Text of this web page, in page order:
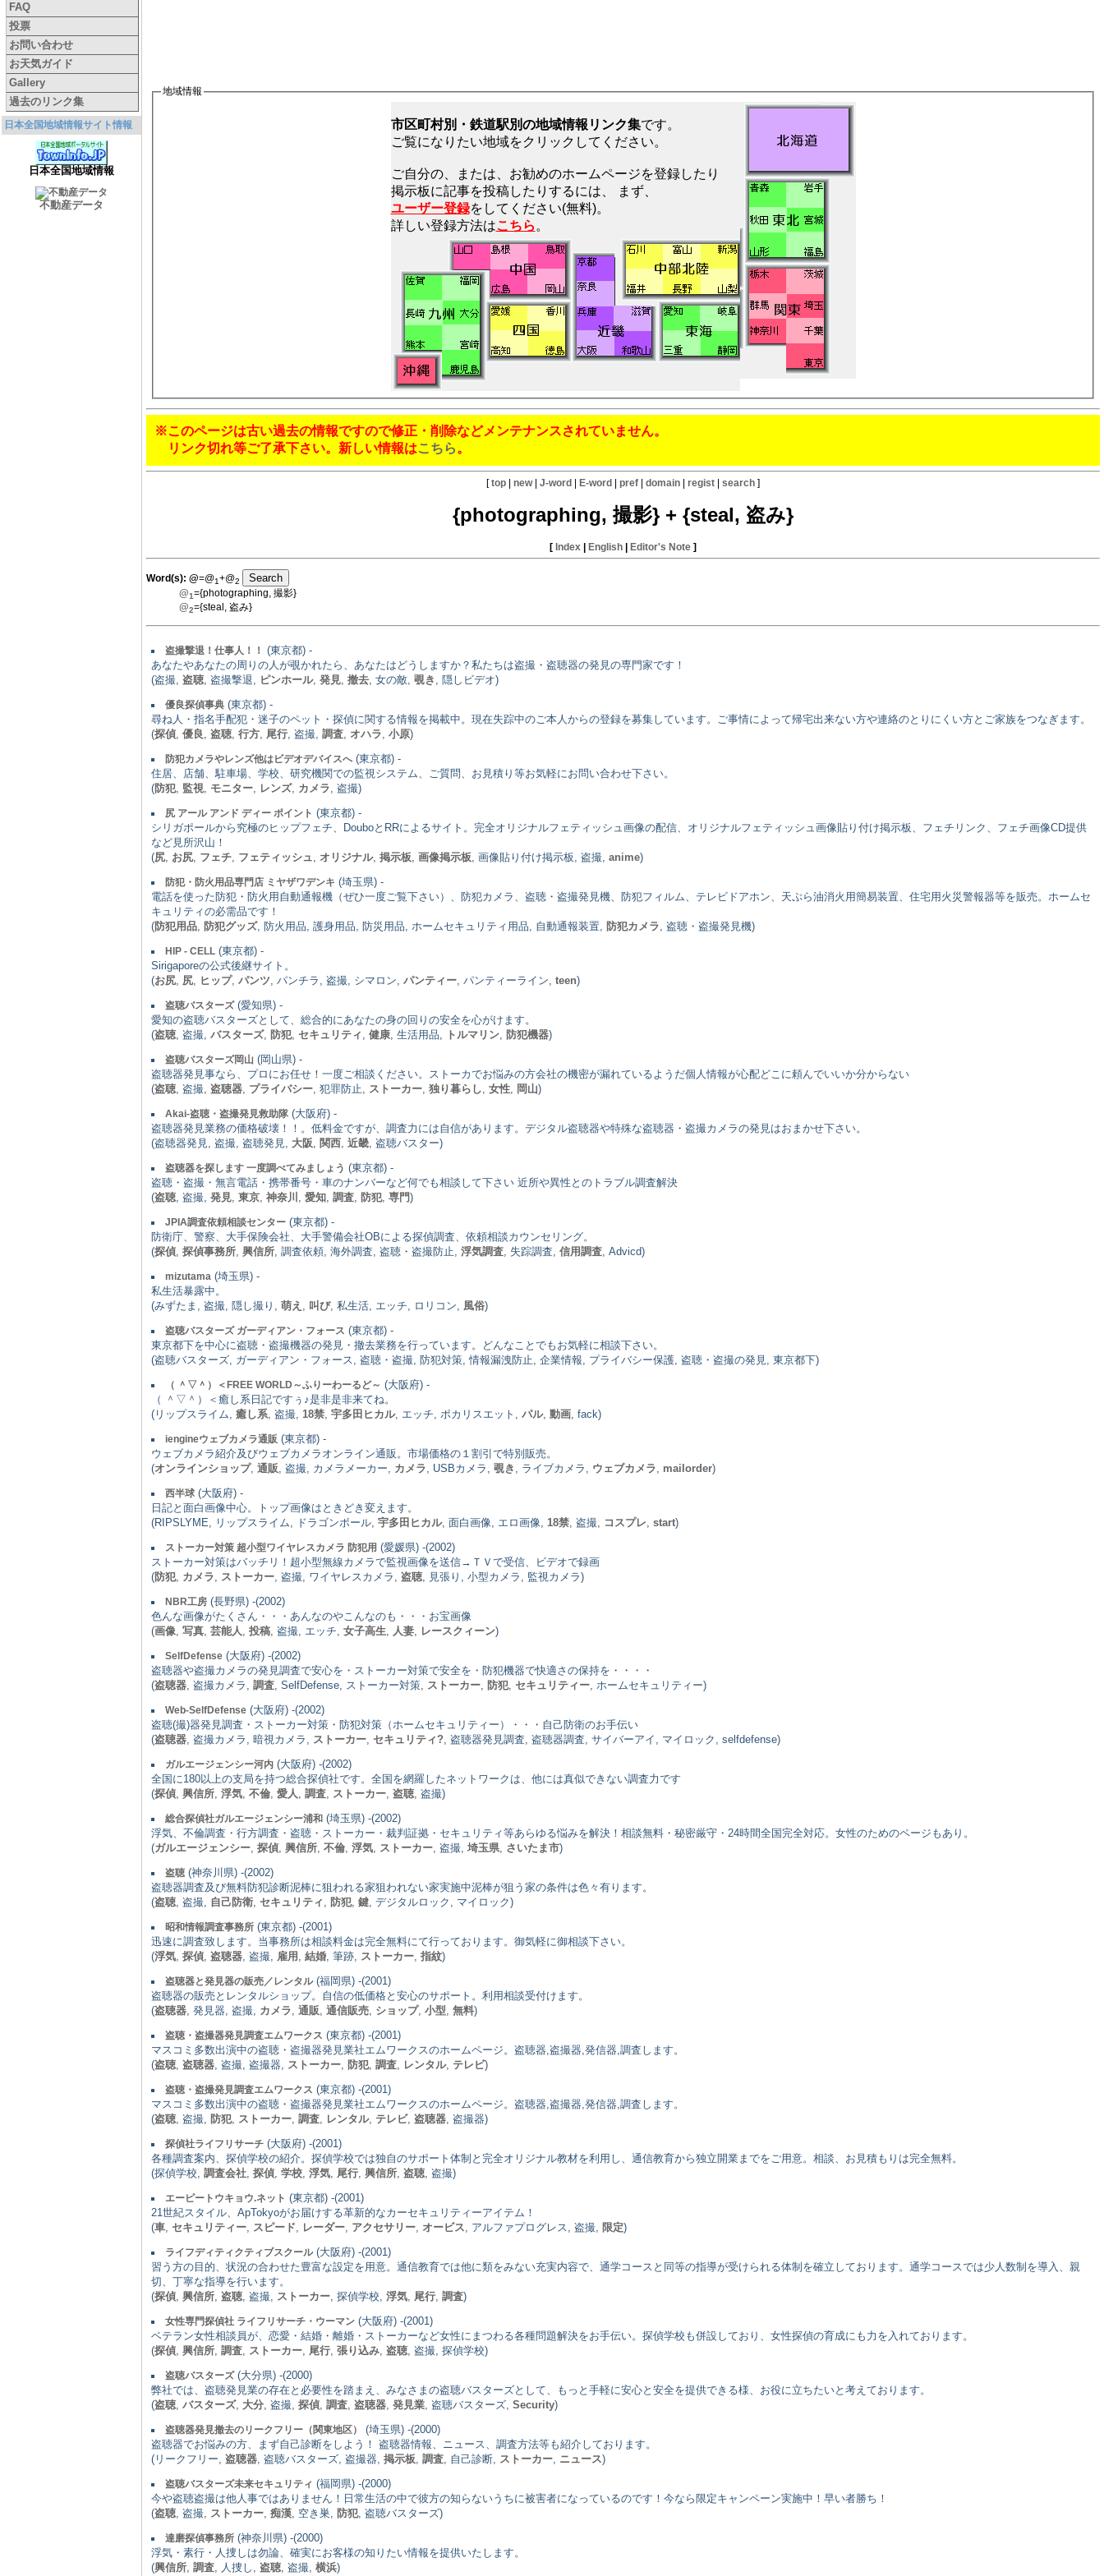
FAQ
投票
お問い合わせ
お天気ガイド
Gallery
過去のリンク集
日本全国地域情報サイト情報
日本全国地域情報
不動産データ
地域情報
市区町村別・鉄道駅別の地域情報リンク集です。
ご覧になりたい地域をクリックしてください。
ご自分の、または、お勧めのホームページを登録したり
掲示板に記事を投稿したりするには、 まず、
ユーザー登録をしてください(無料)。
詳しい登録方法はこちら 。
※このページは古い過去の情報ですので修正・削除などメンテナンスされていません。
リンク切れ等ご了承下さい。新しい情報はこちら。
[top | new| J-word | E-word | pref | domain | regist | search ]
{photographing, 撮影} + {steal, 盗み}
[ Index | English | Editor's Note ]
Word(s): @=@1+@2
@1={photographing, 撮影}
@2={steal, 盗み}
盗撮撃退！仕事人！！
(東京都) -
あなたやあなたの周りの人が覗かれたら、あなたはどうしますか？私たちは盗撮・盗聴器の発見の専門家です！
(盗撮, 盗聴 , 盗撮撃退, ピンホール, 発見 撤去 , 女の敵, 覗き , 隠しビデオ)
優良探偵事典 (東京都) -
尋ね人・指名手配犯・迷子のペット・探偵に関する情報を掲載中。現在失踪中のご本人からの登録を募集しています。ご事情によって帰宅出来ない方や連絡のとりにくい方とご家族をつなぎます。
(探偵 優良 盗聴 行方 尾行 , 盗撮, 調査 オハラ 小原)
防犯カメラやレンズ他はビデオデバイスへ(東京都) -
住居、店舗、駐車場、学校、研究機関での監視システム、ご質問、お見積り等お気軽にお問い合わせ下さい。
(防犯, 監視 モニター レンズ, カメラ , 盗撮)
尻 アール アンド ディー ポイント (東京都) -
シリガポールから究極のヒップフェチ、DouboとRRによるサイト。完全オリジナルフェティッシュ画像の配信、オリジナルフェティッシュ画像貼り付け掲示板、フェチリンク、フェチ画像CD提供
など見所沢山！
(尻 お尻 フェチ フェティッシュ オリジナル, 掲示板 画像掲示板 , 画像貼り付け掲示板, 盗撮, anime)
防犯・防火用品専門店 ミヤザワデンキ (埼玉県) -
電話を使った防犯・防火用自動通報機（ぜひ一度ご覧下さい）、防犯カメラ、盗聴・盗撮発見機、防犯フィルム、テレビドアホン、天ぷら油消火用簡易装置、住宅用火災警報器等を販売。ホームセ
キュリティの必需品です！
(防犯用品 防犯グッズ, 防火用品, 護身用品, 防災用品, ホームセキュリティ用品, 自動通報装置, 防犯カメラ , 盗聴・盗撮発見機)
HIP - CELL (東京都) -
Sirigaporeの公式後継サイト。
(お尻 尻 ヒップ, パンツ , パンチラ, 盗撮, シマロン, パンティー , パンティーライン, teen)
盗聴バスターズ(愛知県) -
愛知の盗聴バスターズとして、総合的にあなたの身の回りの安全を心がけます。
(盗聴 , 盗撮, バスターズ, 防犯, セキュリティ 健康 , 生活用品, トルマリン 防犯機器)
盗聴バスターズ岡山 (岡山県) -
盗聴器発見事なら、プロにお任せ！一度ご相談ください。ストーカでお悩みの方会社の機密が漏れているようだ個人情報が心配どこに頼んでいいか分からない
(盗聴 , 盗撮, 盗聴器 プライバシー , 犯罪防止, ストーカー 独り暮らし 女性 岡山)
Akai-盗聴・盗撮発見救助隊 (大阪府) -
盗聴器発見業務の価格破壊！！。低料金ですが、調査力には自信があります。デジタル盗聴器や特殊な盗聴器・盗撮カメラの発見はおまかせ下さい。
(盗聴器発見, 盗撮, 盗聴発見, 大阪 関西 近畿 , 盗聴バスター)
盗聴器を探します 一度調べてみましょう (東京都) -
盗聴・盗撮・無言電話・携帯番号・車のナンバーなど何でも相談して下さい 近所や異性とのトラブル調査解決
(盗聴 , 盗撮, 発見 東京 神奈川 愛知 調査 防犯, 専門)
JPIA調査依頼相談センター (東京都) -
防衛庁、警察、大手保険会社、大手警備会社OBによる探偵調査、依頼相談カウンセリング。
(探偵 探偵事務所 興信所 , 調査依頼, 海外調査, 盗聴・盗撮防止, 浮気調査 , 失踪調査, 信用調査 , Advicd)
mizutama (埼玉県) -
私生活暴露中。
(みずたま, 盗撮, 隠し撮り, 萌え 叫び, 私生活, エッチ, ロリコン, 風俗)
盗聴バスターズ ガーディアン・フォース (東京都) -
東京都下を中心に盗聴・盗撮機器の発見・撤去業務を行っています。どんなことでもお気軽に相談下さい。
(盗聴バスターズ, ガーディアン・フォース, 盗聴・盗撮, 防犯対策, 情報漏洩防止, 企業情報, プライバシー保護, 盗聴・盗撮の発見, 東京都下)
（ ＾▽＾）＜FREE WORLD～ふりーわーるど～ (大阪府) -
（ ＾▽＾）＜癒し系日記ですぅ♪是非是非来てね。
(リップスライム, 癒し系 , 盗撮, 18禁 宇多田ヒカル, エッチ, ポカリスエット, パル, 動画 , fack)
iengineウェブカメラ通販 (東京都) -
ウェブカメラ紹介及びウェブカメラオンライン通販。市場価格の１割引で特別販売。
(オンラインショップ, 通販 , 盗撮, カメラメーカー, カメラ , USBカメラ, 覗き , ライブカメラ, ウェブカメラ mailorder)
西半球 (大阪府) -
日記と面白画像中心。トップ画像はときどき変えます。
(RIPSLYME, リップスライム, ドラゴンボール, 宇多田ヒカル, 面白画像, エロ画像, 18禁 , 盗撮, コスプレ start)
ストーカー対策 超小型ワイヤレスカメラ 防犯用 (愛媛県) -(2002)
ストーカー対策はバッチリ！超小型無線カメラで監視画像を送信→ＴＶで受信、ビデオで録画
(防犯, カメラ ストーカー , 盗撮, ワイヤレスカメラ, 盗聴 , 見張り, 小型カメラ, 監視カメラ)
NBR工房 (長野県) -(2002)
色んな画像がたくさん・・・あんなのやこんなのも・・・お宝画像
(画像 写真 芸能人 投稿 , 盗撮, エッチ, 女子高生 人妻 レースクィーン)
SelfDefense (大阪府) -(2002)
盗聴器や盗撮カメラの発見調査で安心を・ストーカー対策で安全を・防犯機器で快適さの保持を・・・・
(盗聴器 , 盗撮カメラ, 調査 , SelfDefense, ストーカー対策, ストーカー 防犯, セキュリティー , ホームセキュリティー)
Web-SelfDefense (大阪府) -(2002)
盗聴(撮)器発見調査・ストーカー対策・防犯対策（ホームセキュリティー）・・・自己防衛のお手伝い
(盗聴器 , 盗撮カメラ, 暗視カメラ, ストーカー セキュリティ? , 盗聴器発見調査, 盗聴器調査, サイバーアイ, マイロック, selfdefense)
ガルエージェンシー河内 (大阪府) -(2002)
全国に180以上の支局を持つ総合探偵社です。全国を網羅したネットワークは、他には真似できない調査力です
(探偵 興信所 浮気 不倫 愛人 調査 ストーカー 盗聴 , 盗撮)
総合探偵社ガルエージェンシー浦和 (埼玉県) -(2002)
浮気、不倫調査・行方調査・盗聴・ストーカー・裁判証拠・セキュリティ等あらゆる悩みを解決！相談無料・秘密厳守・24時間全国完全対応。女性のためのページもあり。
(ガルエージェンシー 探偵 興信所 不倫 浮気 ストーカー , 盗撮, 埼玉県 さいたま市)
盗聴 (神奈川県) -(2002)
盗聴器調査及び無料防犯診断泥棒に狙われる家狙われない家実施中泥棒が狙う家の条件は色々有ります。
(盗聴 , 盗撮, 自己防衛 セキュリティ 防犯, 鍵 , デジタルロック, マイロック)
昭和情報調査事務所 (東京都) -(2001)
迅速に調査致します。当事務所は相談料金は完全無料にて行っております。御気軽に御相談下さい。
(浮気 探偵 盗聴器 , 盗撮, 雇用 結婚 , 筆跡, ストーカー 指紋)
盗聴器と発見器の販売／レンタル(福岡県) -(2001)
盗聴器の販売とレンタルショップ。自信の低価格と安心のサポート。利用相談受付けます。
(盗聴器 , 発見器, 盗撮, カメラ 通販 通信販売 ショップ, 小型 無料)
盗聴・盗撮器発見調査エムワークス (東京都) -(2001)
マスコミ多数出演中の盗聴・盗撮器発見業社エムワークスのホームページ。盗聴器,盗撮器,発信器,調査します。
(盗聴 盗聴器 , 盗撮, 盗撮器, ストーカー 防犯, 調査 レンタル, テレビ)
盗聴・盗撮発見調査エムワークス (東京都) -(2001)
マスコミ多数出演中の盗聴・盗撮器発見業社エムワークスのホームページ。盗聴器,盗撮器,発信器,調査します。
(盗聴 , 盗撮, 防犯, ストーカー 調査 レンタル, テレビ, 盗聴器 , 盗撮器)
探偵社ライフリサーチ (大阪府) -(2001)
各種調査案内、探偵学校の紹介。探偵学校では独自のサポート体制と完全オリジナル教材を利用し、通信教育から独立開業までをご用意。相談、お見積もりは完全無料。
(探偵学校, 調査会社 探偵 学校 浮気 尾行 興信所 盗聴 , 盗撮)
エーピートウキョウ.ネット (東京都) -(2001)
21世紀スタイル、ApTokyoがお届けする革新的なカーセキュリティーアイテム！
(車 セキュリティー スピード レーダー アクセサリー オービス , アルファプログレス, 盗撮, 限定)
ライフディティクティブスクール(大阪府) -(2001)
習う方の目的、状況の合わせた豊富な設定を用意。通信教育では他に類をみない充実内容で、通学コースと同等の指導が受けられる体制を確立しております。通学コースでは少人数制を導入、親
切、丁寧な指導を行います。
(探偵 興信所 盗聴 , 盗撮, ストーカー , 探偵学校, 浮気 尾行 調査)
女性専門探偵社 ライフリサーチ・ウーマン (大阪府) -(2001)
ベテラン女性相談員が、恋愛・結婚・離婚・ストーカーなど女性にまつわる各種問題解決をお手伝い。探偵学校も併設しており、女性探偵の育成にも力を入れております。
(探偵 興信所 調査 ストーカー 尾行 張り込み 盗聴 , 盗撮, 探偵学校)
盗聴バスターズ(大分県) -(2000)
弊社では、盗聴発見業の存在と必要性を踏まえ、みなさまの盗聴バスターズとして、もっと手軽に安心と安全を提供できる様、お役に立ちたいと考えております。
(盗聴 バスターズ, 大分 , 盗撮, 探偵 調査 盗聴器 発見業 , 盗聴バスターズ, Security)
盗聴器発見撤去のリークフリー（関東地区）
(埼玉県) -(2000)
盗聴器でお悩みの方、まず自己診断をしよう！ 盗聴器情報、ニュース、調査方法等も紹介しております。
(リークフリー, 盗聴器 , 盗聴バスターズ, 盗撮器, 掲示板 調査 , 自己診断, ストーカー ニュース)
盗聴バスターズ未来セキュリティ (福岡県) -(2000)
今や盗聴盗撮は他人事ではありません！日常生活の中で彼方の知らないうちに被害者になっているのです！今なら限定キャンペーン実施中！早い者勝ち！
(盗聴 , 盗撮, ストーカー 痴漢 , 空き巣, 防犯, 盗聴バスターズ)
達磨探偵事務所 (神奈川県) -(2000)
浮気・素行・人捜しは勿論、確実にお客様の知りたい情報を提供いたします。
(興信所 調査 , 人捜し, 盗聴 , 盗撮, 横浜)